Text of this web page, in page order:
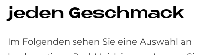
je­den Ge­schmack
Im Folgenden sehen Sie eine Auswahl an